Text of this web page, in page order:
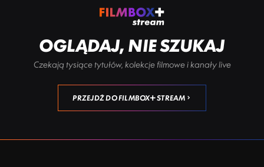
OGLĄDAJ, NIE SZUKAJ
Czekają tysiące tytułów, kolekcje filmowe i kanały live
PRZEJDŹ DO FILMBOX+ STREAM